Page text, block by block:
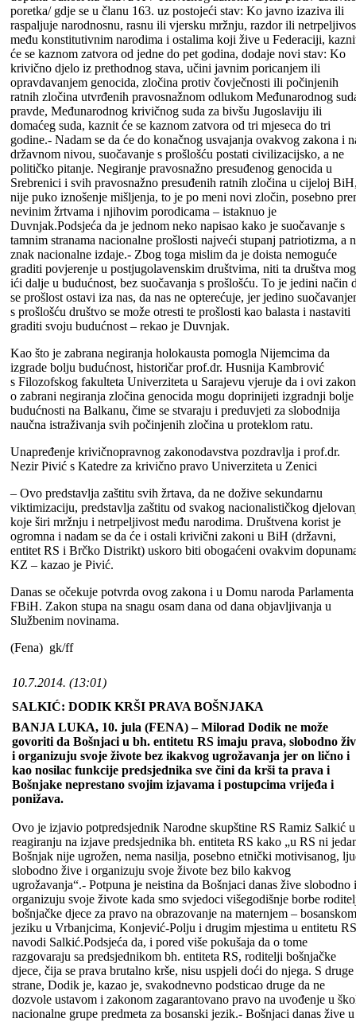
poretka/ gdje se u članu 163. uz postojeći stav: Ko javno izaziva ili
raspaljuje narodnosnu, rasnu ili vjersku mržnju, razdor ili
među konstitutivnim narodima i ostalima koji žive u Federaciji,
će se kaznom zatvora od jedne do pet godina, dodaje novi stav: Ko
krivično djelo iz prethodnog stava, učini javnim poricanjem ili
opravdavanjem genocida, zločina protiv čovječnosti ili počinjenih
ratnih zločina utvrđenih pravosnažnom odlukom Međunarodnog
pravde, Međunarodnog krivičnog suda za bivšu Jugoslaviju ili
domaćeg suda, kaznit će se kaznom zatvora od tri mjeseca do tri
godine.- Nadam se da će do konačnog usvajanja ovakvog zakona i
državnom nivou, suočavanje s prošlošću postati civilizacijsko, a ne
političko pitanje. Negiranje pravosnažno presuđenog genocida u
Srebrenici i svih pravosnažno presuđenih ratnih zločina u cijeloj
nije puko iznošenje mišljenja, to je po meni novi zločin, posebno
nevinim žrtvama i njihovim porodicama – istaknuo je
Duvnjak.Podsjeća da je jednom neko napisao kako je suočavanje s
tamnim stranama nacionalne prošlosti najveći stupanj patriotizma, a
znak nacionalne izdaje.- Zbog toga mislim da je doista nemoguće
graditi povjerenje u postjugolavenskim društvima, niti ta društva
ići dalje u budućnost, bez suočavanja s prošlošću. To je jedini način
se prošlost ostavi iza nas, da nas ne opterećuje, jer jedino
s prošlošću društvo se može otresti te prošlosti kao balasta i nastaviti
graditi svoju budućnost – rekao je Duvnjak.
Kao što je zabrana negiranja holokausta pomogla Nijemcima da
izgrade bolju budućnost, historičar prof.dr. Husnija Kambrović
s Filozofskog fakulteta Univerziteta u Sarajevu vjeruje da i ovi
o zabrani negiranja zločina genocida mogu doprinijeti izgradnji bolje
budućnosti na Balkanu, čime se stvaraju i preduvjeti za slobodnija
naučna istraživanja svih počinjenih zločina u proteklom ratu.
Unapređenje krivičnopravnog zakonodavstva pozdravlja i prof.dr.
Nezir Pivić s Katedre za krivično pravo Univerziteta u Zenici
– Ovo predstavlja zaštitu svih žrtava, da ne dožive sekundarnu
viktimizaciju, predstavlja zaštitu od svakog nacionalističkog
koje širi mržnju i netrpeljivost među narodima. Društvena korist je
ogromna i nadam se da će i ostali krivični zakoni u BiH (državni,
entitet RS i Brčko Distrikt) uskoro biti obogaćeni ovakvim
KZ – kazao je Pivić.
Danas se očekuje potvrda ovog zakona i u Domu naroda Parlamenta
FBiH. Zakon stupa na snagu osam dana od dana objavljivanja u
Službenim novinama.
(Fena) gk/ff
10.7.2014. (13:01)
SALKIĆ: DODIK KRŠI PRAVA BOŠNJAKA
BANJA LUKA, 10. jula (FENA) – Milorad Dodik ne može
govoriti da Bošnjaci u bh. entitetu RS imaju prava, slobodno
i organizuju svoje živote bez ikakvog ugrožavanja jer on lično i
kao nosilac funkcije predsjednika sve čini da krši ta prava i
Bošnjake neprestano svojim izjavama i postupcima vrijeđa i
ponižava.
Ovo je izjavio potpredsjednik Narodne skupštine RS Ramiz Salkić u
reagiranju na izjave predsjednika bh. entiteta RS kako „u RS ni
Bošnjak nije ugrožen, nema nasilja, posebno etnički motivisanog,
slobodno žive i organizuju svoje živote bez bilo kakvog
ugrožavanja“.- Potpuna je neistina da Bošnjaci danas žive slobodno i
organizuju svoje živote kada smo svjedoci višegodišnje borbe
bošnjačke djece za pravo na obrazovanje na maternjem – bosanskom
jeziku u Vrbanjcima, Konjević-Polju i drugim mjestima u entitetu
navodi Salkić.Podsjeća da, i pored više pokušaja da o tome
razgovaraju sa predsjednikom bh. entiteta RS, roditelji bošnjačke
djece, čija se prava brutalno krše, nisu uspjeli doći do njega. S druge
strane, Dodik je, kazao je, svakodnevno podsticao druge da ne
dozvole ustavom i zakonom zagarantovano pravo na uvođenje u
nacionalne grupe predmeta za bosanski jezik.- Bošnjaci danas žive u